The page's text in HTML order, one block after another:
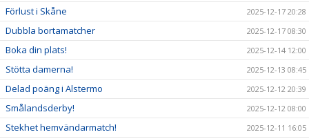
Förlust i Skåne 2025-12-17 20:28
Dubbla bortamatcher 2025-12-17 08:30
Boka din plats! 2025-12-14 12:00
Stötta damerna! 2025-12-13 08:45
Delad poäng i Alstermo 2025-12-12 20:39
Smålandsderby! 2025-12-12 08:00
Stekhet hemvändarmatch! 2025-12-11 16:05